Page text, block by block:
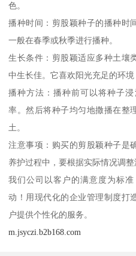
色。
播种时间：剪股颖种子的播种时
一般在春季或秋季进行播种。
生长条件：剪股颖适应多种土壤
中生长佳。它喜欢阳光充足的环境
播种方法：播种前可以将种子
率。然后将种子均匀地撒播在整
土。
注意事项：购买的剪股颖种子是
养护过程中，要根据实际情况调
我们公司以客户的满意度为标
动！用现代化的企业管理制度打
户提供个性化的服务。
m.jsyczi.b2b168.com